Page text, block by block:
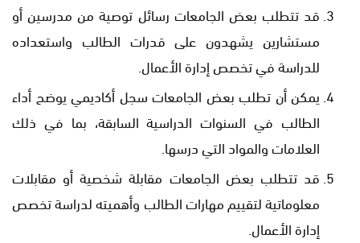
قد تتطلب بعض الجامعات رسائل توصية من مدرسين أو
مستشارين يشهدون على قدرات الطالب واستعداده
للدراسة في تخصص إدارة الأعمال.
يمكن أن تطلب بعض الجامعات سجل أكاديمي يوضح أداء
الطالب في السنوات الدراسية السابقة، بما في ذلك
العلامات والمواد التي درسها.
قد تتطلب بعض الجامعات مقابلة شخصية أو مقابلات
معلوماتية لتقييم مهارات الطالب وأهميته لدراسة تخصص
إدارة الأعمال.